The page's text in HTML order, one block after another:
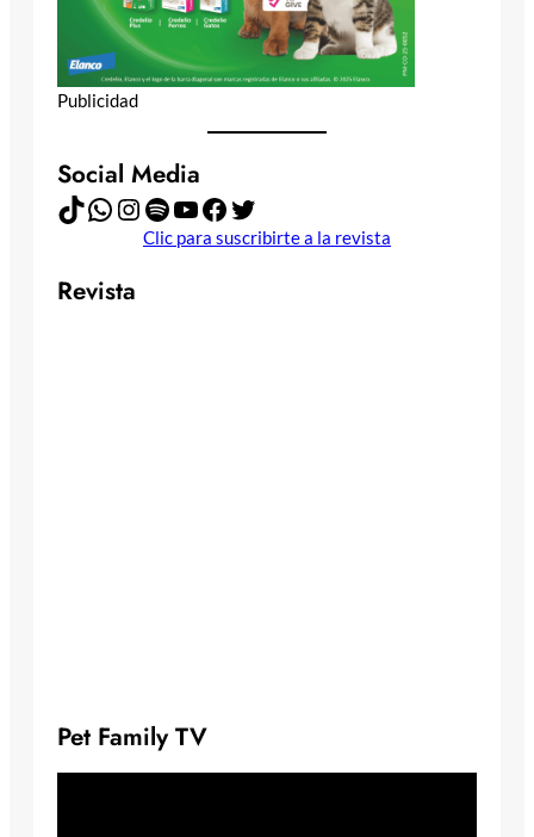
Publicidad
Social Media
TikTok WhatsApp Instagram Spotify YouTube Facebook Twitter
Clic para suscribirte a la revista
Revista
Pet Family TV